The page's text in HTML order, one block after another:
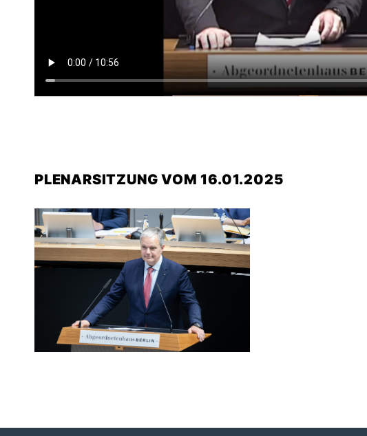
PLENARSITZUNG VOM 16.01.2025